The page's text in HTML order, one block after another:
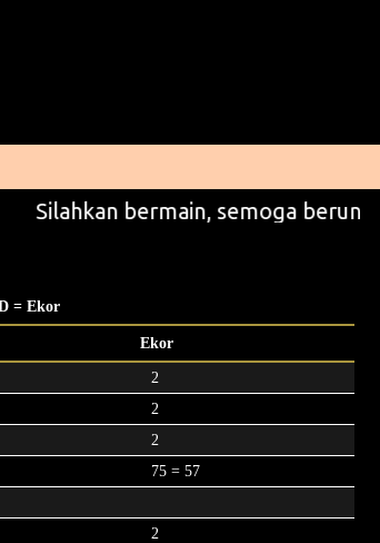
Silahkan bermain, semoga beruntung
= Ekor
Ekor
2
2
2
75 = 57
2